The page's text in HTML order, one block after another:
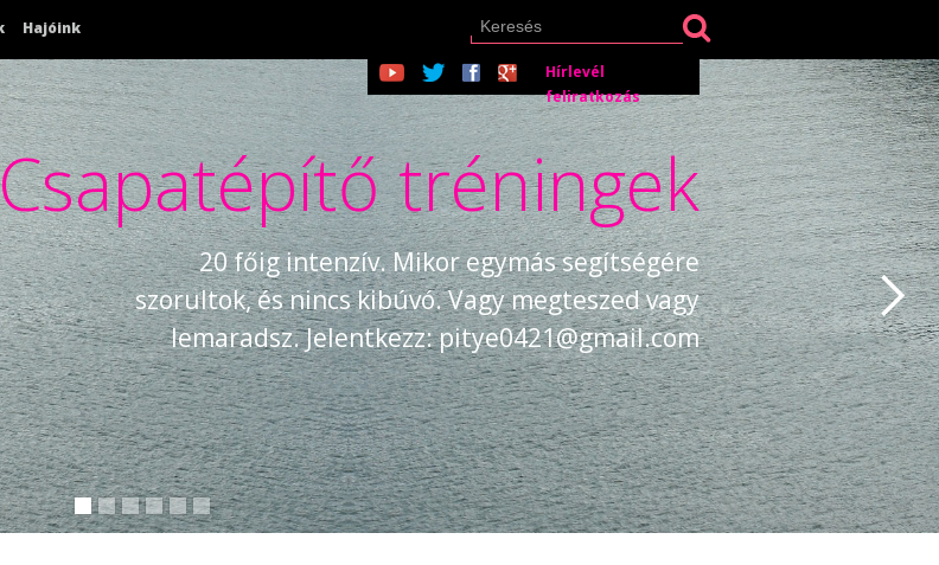
Hajóink
Hírlevél
feliratkozás
tréningek
20 főig intenzív. Mikor egymás segítségére
szorultok, és nincs kibúvó. Vagy megteszed vagy
lemaradsz. Jelentkezz: pitye0421@gmail.com